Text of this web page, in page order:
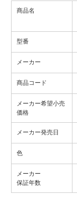
商品名
型番
メーカー
商品コード
メーカー希望小売
価格
メーカー発売日
色
メーカー
保証年数